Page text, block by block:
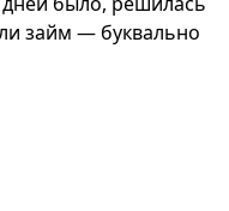
займ — буквально